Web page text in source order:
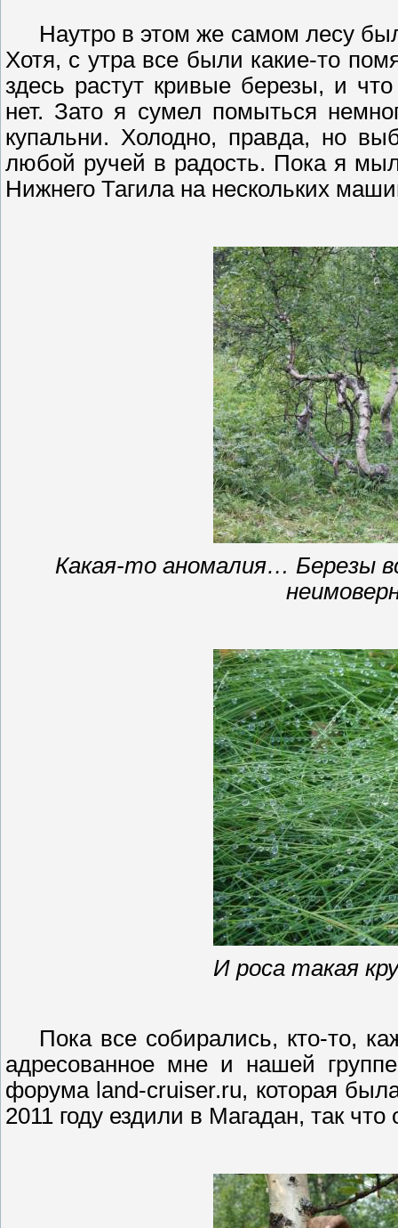
Наутро в этом же самом лесу
Хотя, с утра все были какие-то
здесь растут кривые березы, и
нет. Зато я сумел помыться
купальни. Холодно, правда, но
любой ручей в радость. Пока я
Нижнего Тагила на нескольких
Какая-то аномалия… Березы
И роса такая
Пока все собирались, кто-то,
адресованное мне и нашей
форума land-cruiser.ru, которая
2011 году ездили в Магадан, так